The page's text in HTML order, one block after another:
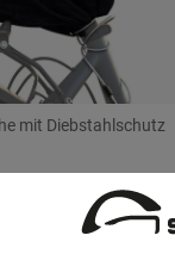
mit Diebstahlschutz
24,95 €